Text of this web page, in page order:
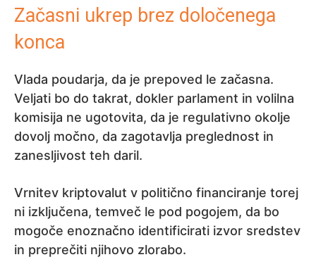
Začasni ukrep brez določenega
konca
Vlada poudarja, da je prepoved le začasna.
Veljati bo do takrat, dokler parlament in volilna
komisija ne ugotovita, da je regulativno okolje
dovolj močno, da zagotavlja preglednost in
zanesljivost teh daril.
Vrnitev kriptovalut v politično financiranje torej
ni izključena, temveč le pod pogojem, da bo
mogoče enoznačno identificirati izvor sredstev
in preprečiti njihovo zlorabo.